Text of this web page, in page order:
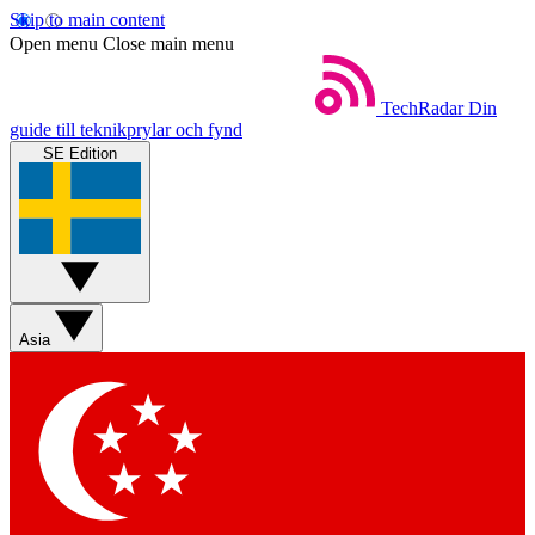
Skip to main content
Open menu Close main menu
TechRadar Din
guide till teknikprylar och fynd
SE Edition
Asia